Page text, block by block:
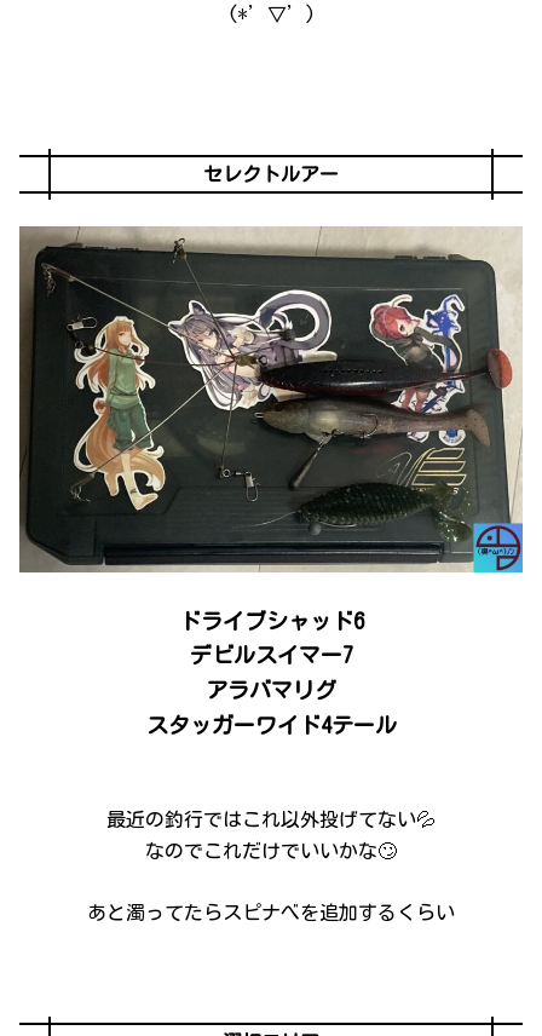
(*’▽’)
セレクトルアー
ドライブシャッド6
デビルスイマー7
アラバマリグ
スタッガーワイド4テール
最近の釣行ではこれ以外投げてない💦
なのでこれだけでいいかな🙄
あと濁ってたらスピナべを追加するくらい